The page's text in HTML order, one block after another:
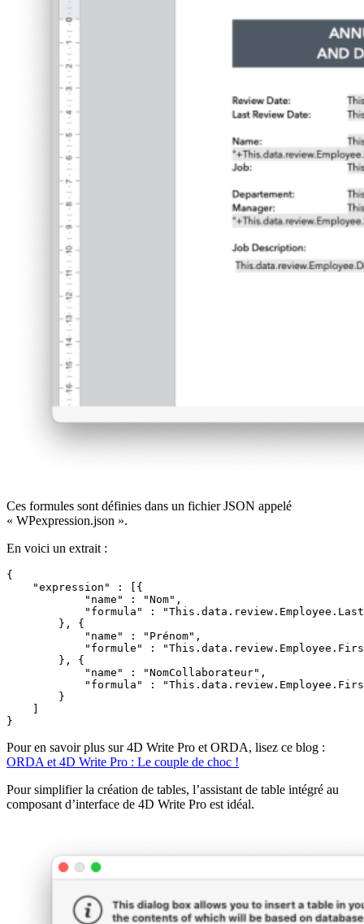
Ces formules sont définies dans un fichier JSON appelé
« WPexpression.json ».
En voici un extrait :
{
    "expression" : [{
            "name" : "Nom",
"formula" :
        }, {
            "name" : "Prénom",
"formule" :
        }, {
            "name" : "NomCollaborateur",
"formula" :
        }
    ]
}
Pour en savoir plus sur 4D Write Pro et ORDA, lisez ce blog :
ORDA et 4D Write Pro : Le couple de choc !
Pour simplifier la création de tables, l’assistant de table intégré au
composant d’interface de 4D Write Pro est idéal.